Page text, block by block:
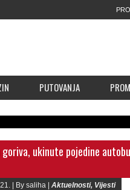
PUTOVANJA
goriva, ukinute pojedine
| By saliha | Aktuelnosti, Vijesti